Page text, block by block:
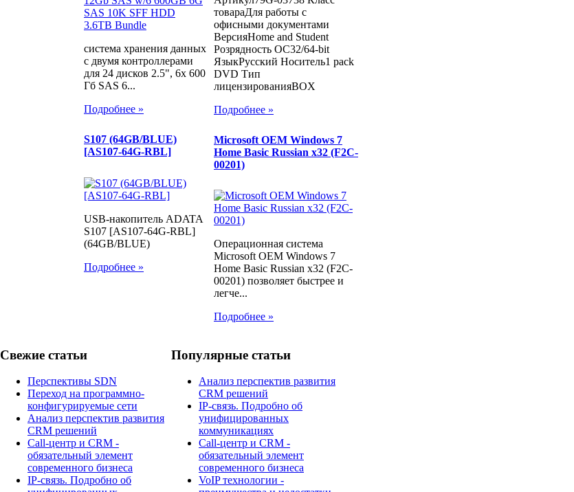
система хранения данных
с двумя контроллерами
для 24 дисков 2.5", 6x 600
Гб SAS 6...
Подробнее »
S107 (64GB/BLUE)
[AS107-64G-RBL]
USB-накопитель ADATA
S107 [AS107-64G-RBL]
(64GB/BLUE)
Подробнее »
товараДля работы с
офисными документами
ВерсияHome and Student
Розрядность ОС32/64-bit
ЯзыкРусский Носитель1 pack
DVD Тип
лицензированияBOX
Подробнее »
Microsoft OEM Windows 7
Home Basic Russian x32 (F2C-
00201)
Операционная система
Microsoft OEM Windows 7
Home Basic Russian x32 (F2C-
00201) позволяет быстрее и
легче...
Подробнее »
Свежие статьи
Перспективы SDN
Переход на программно-
конфигурируемые сети
Анализ перспектив развития
CRM решений
Call-центр и CRM -
обязательный элемент
современного бизнеса
IP-связь. Подробно об
Популярные статьи
Анализ перспектив развития
CRM решений
IP-связь. Подробно об
унифицированных
коммуникациях
Call-центр и CRM -
обязательный элемент
современного бизнеса
​VoIP технологии -